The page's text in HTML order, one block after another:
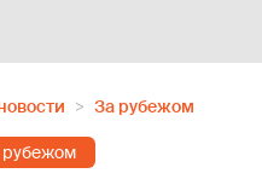
За рубежом
рубежом